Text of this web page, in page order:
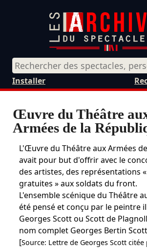
Installer
Œuvre du Théâtre
Armées de la
L'Œuvre du Théâtre aux Armées
avait pour but d'offrir avec le
des artistes, des représentations
gratuites » aux soldats du front.
L'ensemble scénique du Théâtre
été pensé et conçu par le peintre
Georges Scott ou Scott de
nom complet Georges Bertin
[Source: Lettre de Georges Scott